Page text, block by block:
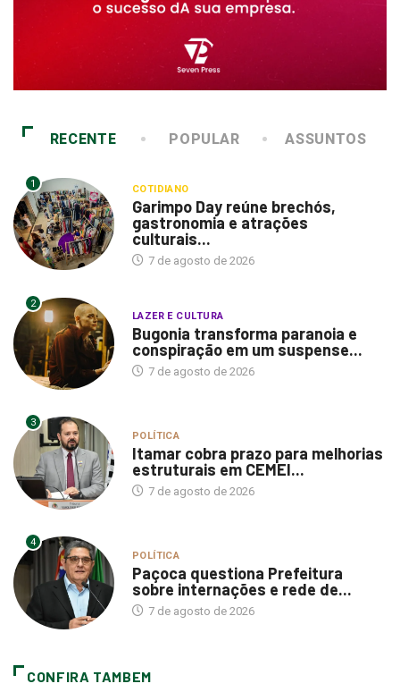
RECENTE POPULAR ASSUNTOS
1 COTIDIANO
Garimpo Day reúne brechós,
gastronomia e atrações
culturais...
7 de agosto de 2026
2
LAZER E CULTURA
Bugonia transforma paranoia e
conspiração em um suspense...
7 de agosto de 2026
3
POLÍTICA
Itamar cobra prazo para melhorias
estruturais em CEMEI...
7 de agosto de 2026
4
POLÍTICA
Paçoca questiona Prefeitura
sobre internações e rede de...
7 de agosto de 2026
CONFIRA TAMBEM